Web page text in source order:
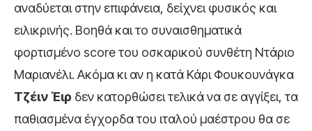
αναδύεται στην επιφάνεια, δείχνει φυσικός και
ειλικρινής. Βοηθά και το συναισθηματικά
φορτισμένο score του οσκαρικού συνθέτη Ντάριο
Μαριανέλι. Ακόμα κι αν η κατά Κάρι Φουκουνάγκα
Τζέιν Έιρ δεν κατορθώσει τελικά να σε αγγίξει, τα
παθιασμένα έγχορδα του ιταλού μαέστρου θα σε